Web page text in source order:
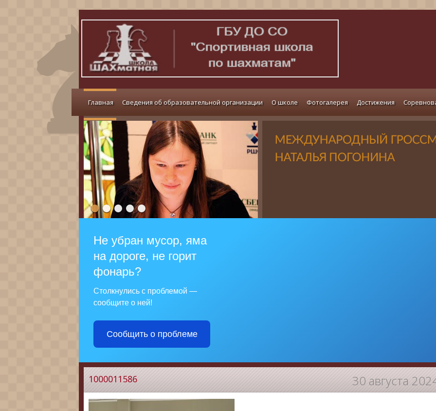
Главная Сведения об образовательной организации О школе Фотогалерея Достижения
Не убран мусор, яма
на дороге, не горит
фонарь?
Столкнулись с проблемой —
сообщите о ней!
Сообщить о проблеме
30 августа
1000011586